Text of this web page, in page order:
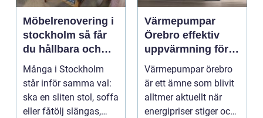
Möbelrenovering i
stockholm så får
du hållbara och
vackra möbler
Många i Stockholm
står inför samma val:
ska en sliten stol, soffa
eller fåtölj slängas,
Värmepumpar
Örebro effektiv
uppvärmning för
hus och
fastigheter
Värmepumpar örebro
är ett ämne som blivit
alltmer aktuellt när
energipriser stiger och